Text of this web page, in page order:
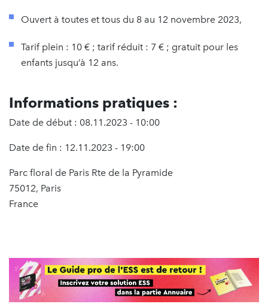
Ouvert à toutes et tous du 8 au 12 novembre 2023,
Tarif plein : 10 € ; tarif réduit : 7 € ; gratuit pour les
enfants jusqu’à 12 ans.
Informations pratiques :
Date de début : 08.11.2023 - 10:00
Date de fin : 12.11.2023 - 19:00
Parc floral de Paris Rte de la Pyramide
75012, Paris
France